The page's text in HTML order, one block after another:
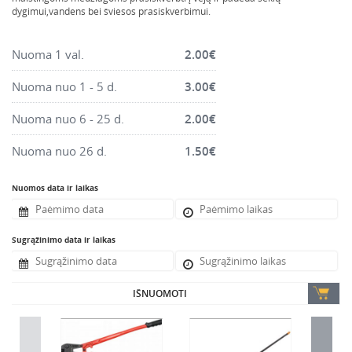
Montavimo instrumentai
Pastoliai, bokšteliai, stelažai, tvoros, statramščiai,
perdangos
Plytelių, blokelių, polistirolo pjovimo įrankiai
Rankiniai sodo ir buities įrankiai
Santechnikos įrankiai
Suvirinimo įranga
Vandens ir purvo siurbliai
Valymo įranga
Viniakaliai, kabiakalės, šaudykliai
dygimui,vandens bei šviesos prasiskverbimui.
Nuoma 1 val. 2.00€
Nuoma nuo 1 - 5 d. 3.00€
Nuoma nuo 6 - 25 d. 2.00€
Nuoma nuo 26 d. 1.50€
Nuomos data ir laikas
Sugrąžinimo data ir laikas
IŠNUOMOTI